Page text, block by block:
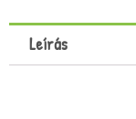
Leírás